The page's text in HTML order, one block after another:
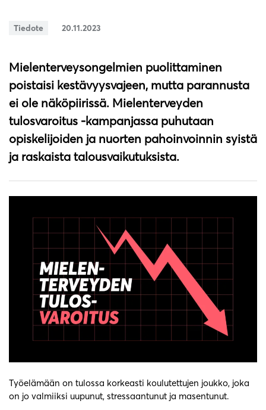
Tiedote 20.11.2023
Mielenterveysongelmien puolittaminen
poistaisi kestävyysvajeen, mutta parannusta
ei ole näköpiirissä. Mielenterveyden
tulosvaroitus -kampanjassa puhutaan
opiskelijoiden ja nuorten pahoinvoinnin syistä
ja raskaista talousvaikutuksista.
Työelämään on tulossa korkeasti koulutettujen joukko, joka
on jo valmiiksi uupunut, stressaantunut ja masentunut.